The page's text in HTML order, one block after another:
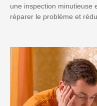
une inspection minutieuse
réparer le problème et